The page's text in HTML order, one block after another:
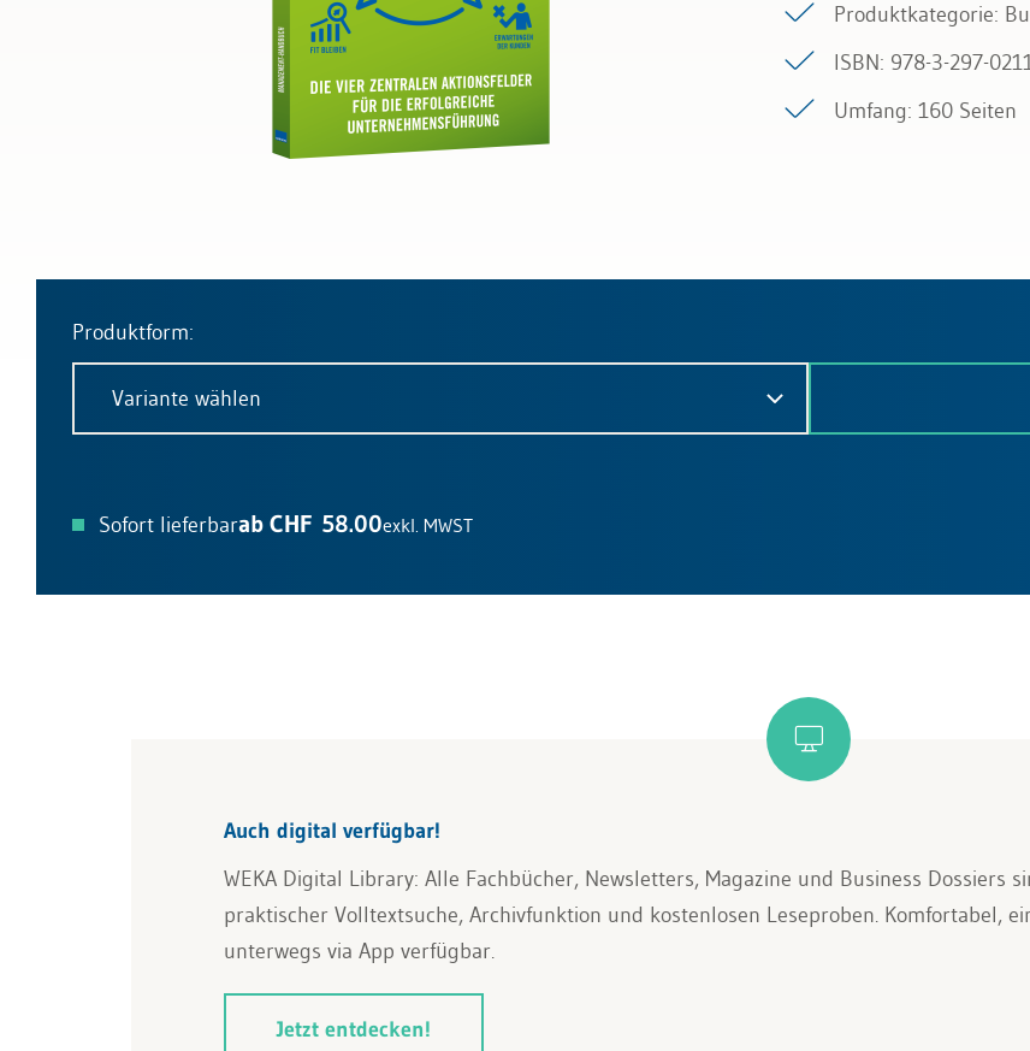
Produktkategorie:
ISBN: 978-3-297-
Umfang: 160 Seiten
Produktform:
Variante wählen
Sofort lieferbarab CHF 58.00exkl. MWST
Auch digital verfügbar!
WEKA Digital Library: Alle Fachbücher, Newsletters, Magazine und Business Dossiers
praktischer Volltextsuche, Archivfunktion und kostenlosen Leseproben. Komfortabel,
unterwegs via App verfügbar.
Jetzt entdecken!